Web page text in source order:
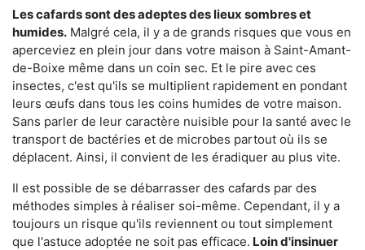
Les cafards sont des adeptes des lieux sombres et
humides. Malgré cela, il y a de grands risques que vous en
aperceviez en plein jour dans votre maison à Saint-Amant-
de-Boixe même dans un coin sec. Et le pire avec ces
insectes, c'est qu'ils se multiplient rapidement en pondant
leurs œufs dans tous les coins humides de votre maison.
Sans parler de leur caractère nuisible pour la santé avec le
transport de bactéries et de microbes partout où ils se
déplacent. Ainsi, il convient de les éradiquer au plus vite.
Il est possible de se débarrasser des cafards par des
méthodes simples à réaliser soi-même. Cependant, il y a
toujours un risque qu'ils reviennent ou tout simplement
que l'astuce adoptée ne soit pas efficace. Loin d'insinuer